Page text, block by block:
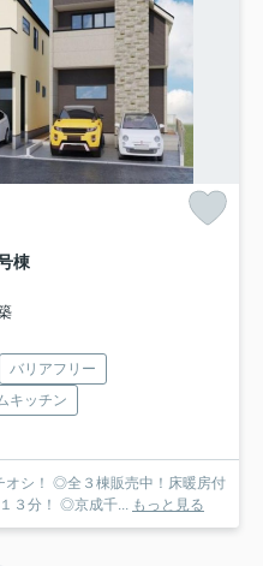
棟
バリアフリー
キッチン
オシ！ ◎全３棟販売中！床暖房付
３分！ ◎京成千... もっと見る